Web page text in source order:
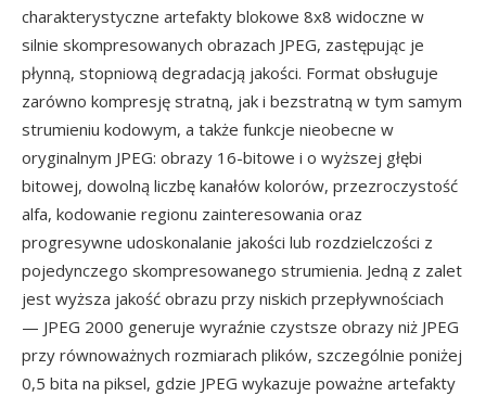
charakterystyczne artefakty blokowe 8x8 widoczne w
silnie skompresowanych obrazach JPEG, zastępując je
płynną, stopniową degradacją jakości. Format obsługuje
zarówno kompresję stratną, jak i bezstratną w tym samym
strumieniu kodowym, a także funkcje nieobecne w
oryginalnym JPEG: obrazy 16-bitowe i o wyższej głębi
bitowej, dowolną liczbę kanałów kolorów, przezroczystość
alfa, kodowanie regionu zainteresowania oraz
progresywne udoskonalanie jakości lub rozdzielczości z
pojedynczego skompresowanego strumienia. Jedną z zalet
jest wyższa jakość obrazu przy niskich przepływnościach
— JPEG 2000 generuje wyraźnie czystsze obrazy niż JPEG
przy równoważnych rozmiarach plików, szczególnie poniżej
0,5 bita na piksel, gdzie JPEG wykazuje poważne artefakty